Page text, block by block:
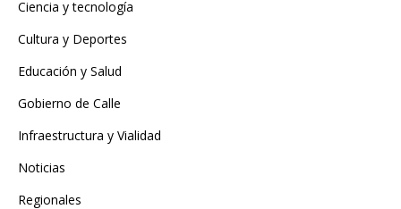
Ciencia y tecnología
Cultura y Deportes
Educación y Salud
Gobierno de Calle
Infraestructura y Vialidad
Noticias
Regionales